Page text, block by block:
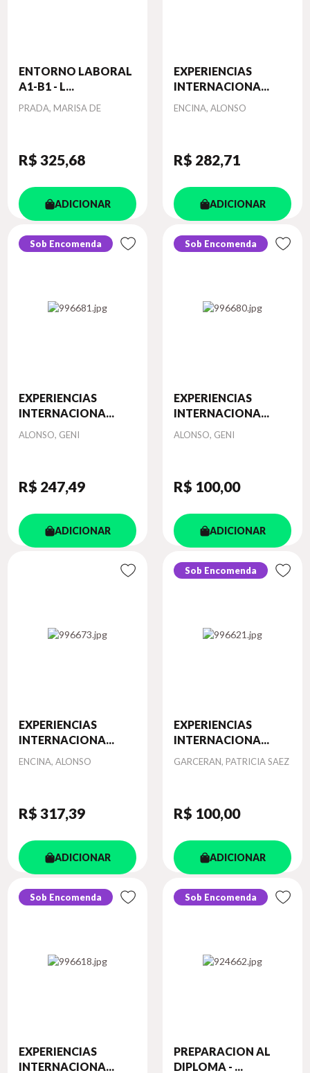
ENTORNO LABORAL
A1-B1 - L...
Autor
PRADA, MARISA DE
R$ 325,68
ADICIONAR
EXPERIENCIAS
INTERNACIONA...
Autor
ENCINA, ALONSO
R$ 282,71
ADICIONAR
Sob Encomenda
EXPERIENCIAS
INTERNACIONA...
Autor
ALONSO, GENI
R$ 247,49
ADICIONAR
Sob Encomenda
EXPERIENCIAS
INTERNACIONA...
Autor
ALONSO, GENI
R$ 100,00
ADICIONAR
EXPERIENCIAS
INTERNACIONA...
Autor
ENCINA, ALONSO
R$ 317,39
ADICIONAR
Sob Encomenda
EXPERIENCIAS
INTERNACIONA...
Autor
GARCERAN, PATRICIA SAEZ
R$ 100,00
ADICIONAR
Sob Encomenda
EXPERIENCIAS
INTERNACIONA...
Sob Encomenda
PREPARACION AL
DIPLOMA - ...